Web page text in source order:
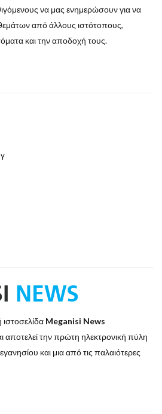
να μας ενημερώσουν για να
από άλλους ιστότοπους,
και την αποδοχή τους.
Meganisi News
αποτελεί την πρώτη ηλεκτρονική πύλη
και μια από τις παλαιότερες